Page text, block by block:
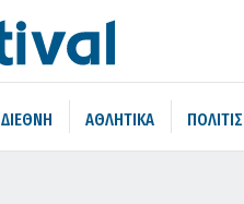
ΔΙΕΘΝΗ ΑΘΛΗΤΙΚΑ